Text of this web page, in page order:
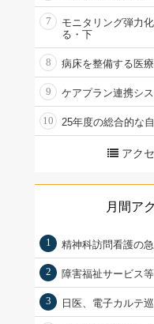
7
モニタリング弾力
る・下
8 病床を整備する医
9 ケアプラン連携シ
10 25年度の総合的な
アク
月間ア
1 精神科訪問看護の
2 障害福祉サービス
3 日医、電子カルテ